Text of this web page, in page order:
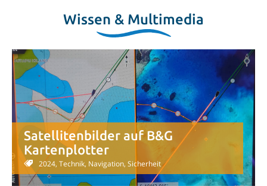
Wissen & Multimedia
Satellitenbilder auf B&G
Kartenplotter
2024, Technik, Navigation, Sicherheit